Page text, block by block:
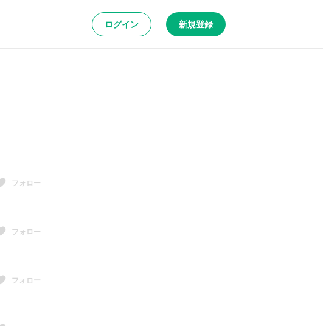
ログイン 新規登録
フォロー
フォロー
フォロー